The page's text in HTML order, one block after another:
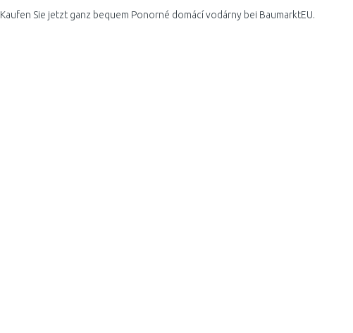
Kaufen Sie jetzt ganz bequem Ponorné domácí vodárny bei BaumarktEU.